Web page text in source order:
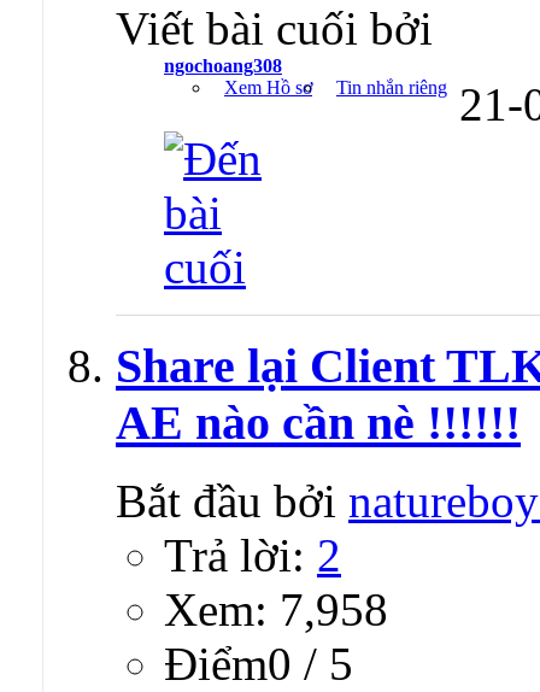
Viết bài cuối bởi
ngochoang308
Xem Hồ sơ
Tin nhắn riêng 21-
Share lại Client
AE nào cần nè !!!!!!
Bắt đầu bởi
Trả lời: 2
Xem: 7,958
Ðiểm0 / 5